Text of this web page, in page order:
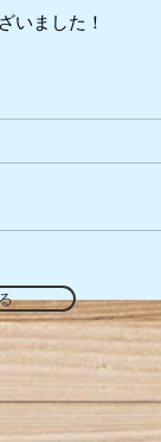
いました！